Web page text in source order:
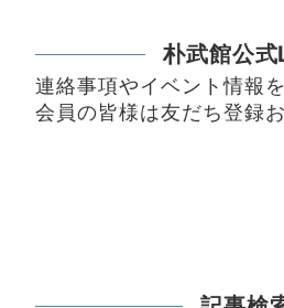
朴武館公式
連絡事項やイベント情報
会員の皆様は友だち登録